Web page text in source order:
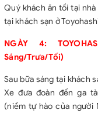
Quý khách ăn tối tại
tại khách sạn ở
NGÀY 4:
Sáng/Trưa/Tối)
Sau bữa sáng tại khách
Xe đưa đoàn đến ga
(niềm tự hào của